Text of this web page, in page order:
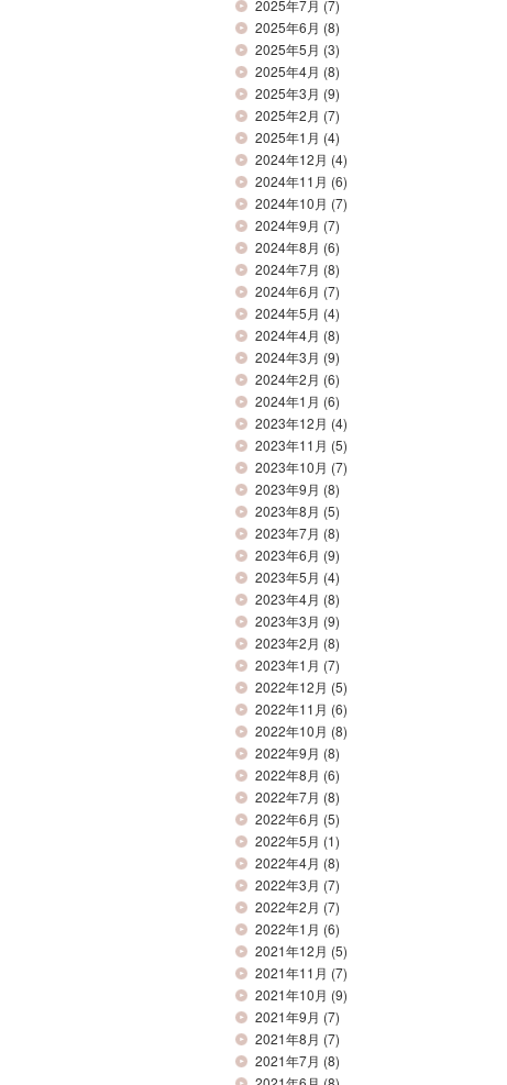
2025年7月 (7)
2025年6月 (8)
2025年5月 (3)
2025年4月 (8)
2025年3月 (9)
2025年2月 (7)
2025年1月 (4)
2024年12月 (4)
2024年11月 (6)
2024年10月 (7)
2024年9月 (7)
2024年8月 (6)
2024年7月 (8)
2024年6月 (7)
2024年5月 (4)
2024年4月 (8)
2024年3月 (9)
2024年2月 (6)
2024年1月 (6)
2023年12月 (4)
2023年11月 (5)
2023年10月 (7)
2023年9月 (8)
2023年8月 (5)
2023年7月 (8)
2023年6月 (9)
2023年5月 (4)
2023年4月 (8)
2023年3月 (9)
2023年2月 (8)
2023年1月 (7)
2022年12月 (5)
2022年11月 (6)
2022年10月 (8)
2022年9月 (8)
2022年8月 (6)
2022年7月 (8)
2022年6月 (5)
2022年5月 (1)
2022年4月 (8)
2022年3月 (7)
2022年2月 (7)
2022年1月 (6)
2021年12月 (5)
2021年11月 (7)
2021年10月 (9)
2021年9月 (7)
2021年8月 (7)
2021年7月 (8)